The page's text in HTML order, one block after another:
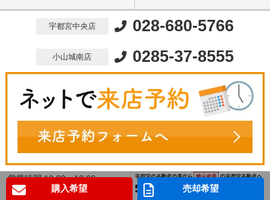
購入希望 売却希望
宇都宮中央店 028-680-5766
小山城南店 0285-37-8555
営業時間 10:00～18:00
定休日 水曜定休